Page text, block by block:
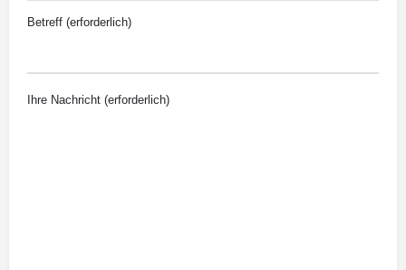
Betreff (erforderlich)
Ihre Nachricht (erforderlich)